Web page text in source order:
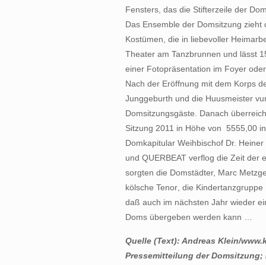
Fensters, das die Stifterzeile der
Das Ensemble der Domsitzung
Kostümen, die in liebevoller
Theater am Tanzbrunnen und lässt
einer Fotopräsentation im Foyer
Nach der Eröffnung mit dem Korps
Junggeburth und die Huusmeister
Domsitzungsgäste. Danach
Sitzung 2011 in Höhe von  5555,00
Domkapitular Weihbischof Dr.
und QUERBEAT verflog die Zeit der
sorgten die Domstädter, Marc
kölsche Tenor, die
daß auch im nächsten Jahr wieder
Doms übergeben werden kann …
Quelle (Text): Andreas Klein/
Pressemitteilung der